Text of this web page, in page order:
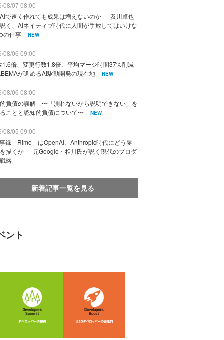
08/07 08:00
で速く作れても成果は増えないのか──及川卓也
く、AIネイティブ時代に人間が手放してはいけな
の仕事
NEW
08/06 09:00
1.6倍、変更行数1.8倍、平均マージ時間37%削減
が進めるAI駆動開発の現在地
NEW
08/06 08:00
負債の誤解 〜「測れないから説明できない」を
ことと認知的負債について〜
NEW
08/05 09:00
録「Rimo」はOpenAI、Anthropic時代にどう勝
描くか──元Google・相川氏が説く現代のプロダ
略
新着記事一覧を見る
ント